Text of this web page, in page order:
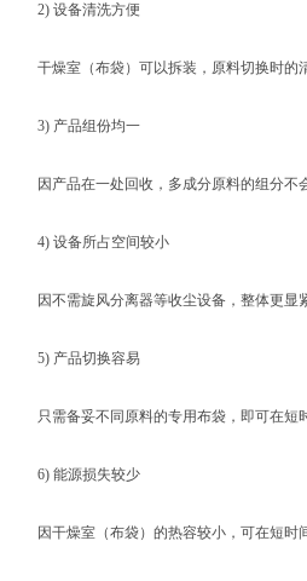
2) 设备清洗方便
干燥室（布袋）可以拆装，原料切换时的
3) 产品组份均一
因产品在一处回收，多成分原料的组分不
4) 设备所占空间较小
因不需旋风分离器等收尘设备，整体更显
5) 产品切换容易
只需备妥不同原料的专用布袋，即可在短
6) 能源损失较少
因干燥室（布袋）的热容较小，可在短时